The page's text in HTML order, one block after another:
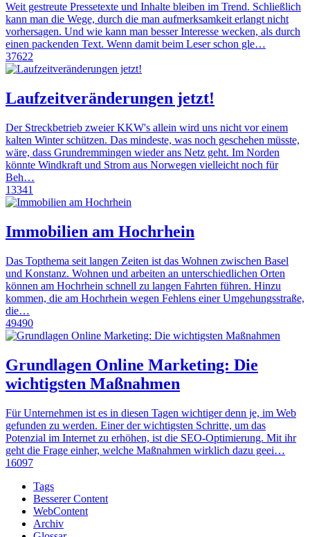
Weit gestreute Pressetexte und Inhalte bleiben im Trend. Schließlich
kann man die Wege, durch die man aufmerksamkeit erlangt nicht
vorhersagen. Und wie kann man besser Interesse wecken, als durch
einen packenden Text. Wenn damit beim Leser schon gle…
37622
Laufzeitveränderungen jetzt!
Der Streckbetrieb zweier KKW's allein wird uns nicht vor einem
kalten Winter schützen. Das mindeste, was noch geschehen müsste,
wäre, dass Grundremmingen wieder ans Netz geht. Im Norden
könnte Windkraft und Strom aus Norwegen vielleicht noch für
Beh…
13341
Immobilien am Hochrhein
Das Topthema seit langen Zeiten ist das Wohnen zwischen Basel
und Konstanz. Wohnen und arbeiten an unterschiedlichen Orten
können am Hochrhein schnell zu langen Fahrten führen. Hinzu
kommen, die am Hochrhein wegen Fehlens einer Umgehungsstraße,
die…
49490
Grundlagen Online Marketing: Die
wichtigsten Maßnahmen
Für Unternehmen ist es in diesen Tagen wichtiger denn je, im Web
gefunden zu werden. Einer der wichtigsten Schritte, um das
Potenzial im Internet zu erhöhen, ist die SEO-Optimierung. Mit ihr
geht die Frage einher, welche Maßnahmen wirklich dazu geei…
16097
Tags
Besserer Content
WebContent
Archiv